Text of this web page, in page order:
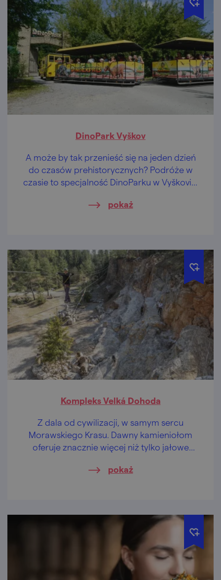
DinoPark Vyškov
A może by tak przenieść się na jeden dzień
do czasów prehistorycznych? Podróże w
czasie to specjalność DinoParku w Vyškovie,
dorosłych.
pokaż
Kompleks Velká Dohoda
Z dala od cywilizacji, w samym sercu
Morawskiego Krasu. Dawny kamieniołom
oferuje znacznie więcej niż tylko jałowe
pokaż